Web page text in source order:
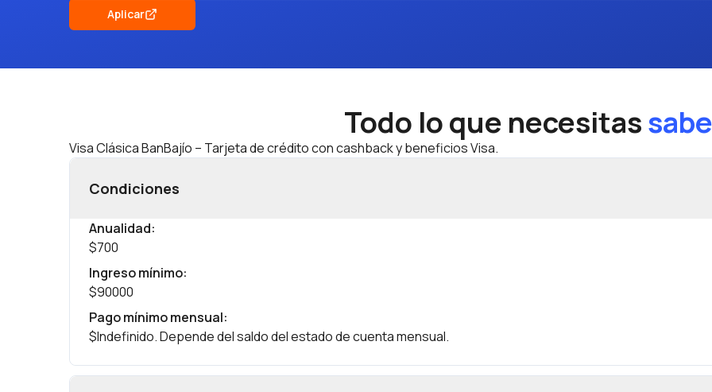
Aplicar
Todo lo que necesitas
Visa Clásica BanBajío – Tarjeta de crédito con cashback y beneficios Visa.
Condiciones
Anualidad:
$700
Ingreso mínimo:
$90000
Pago mínimo mensual:
$Indefinido. Depende del saldo del estado de cuenta mensual.